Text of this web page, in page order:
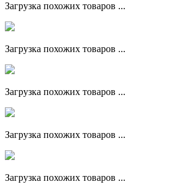
Загрузка похожих товаров ...
Загрузка похожих товаров ...
Загрузка похожих товаров ...
Загрузка похожих товаров ...
Загрузка похожих товаров ...